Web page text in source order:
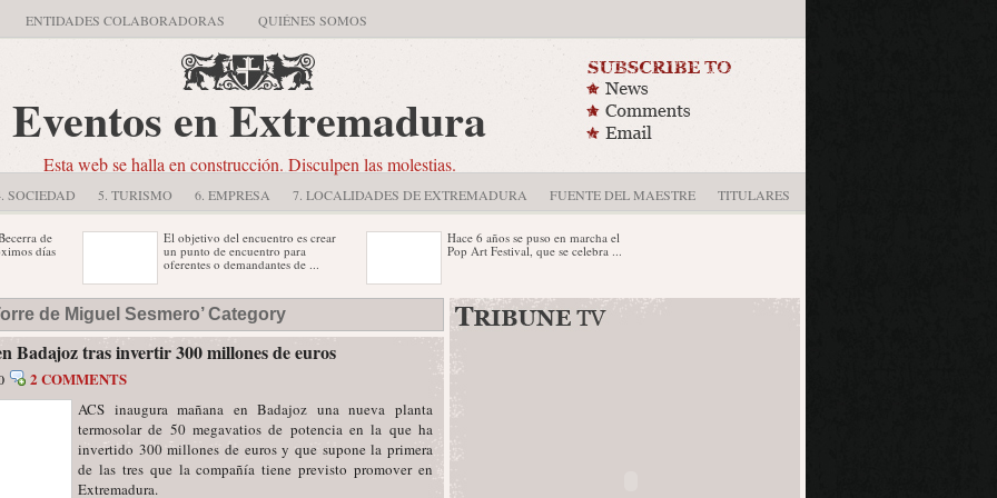
ENTIDADES COLABORADORAS QUIÉNES SOMOS
Eventos en Extremadura
Esta web se halla en construcción. Disculpen las molestias.
SOCIEDAD 5. TURISMO 6. EMPRESA 7. LOCALIDADES DE EXTREMADURA FUENTE DEL MAESTRE TITULARES
de
días
El objetivo del encuentro es crear
un punto de encuentro para
oferentes o demandantes de ...
Hace 6 años se puso en marcha el
Pop Art Festival, que se celebra ...
Festibarros se celebrará en
Almendralejo entre los días 31 de
julio y 4 de agosto La ...
La competición tendrá lugar en
Cáceres del 5, 6 y 7 de mayo en la
...
de la
de Miguel Sesmero’ Category
Badajoz tras invertir 300 millones de euros
2 COMMENTS
ACS inaugura mañana en Badajoz una nueva planta
termosolar de 50 megavatios de potencia en la que ha
invertido 300 millones de euros y que supone la primera
de las tres que la compañía tiene previsto promover en
Extremadura.